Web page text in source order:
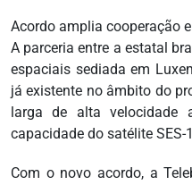
Acordo amplia cooperação
A parceria entre a estatal
espaciais sediada em
já existente no âmbito do
larga de alta velocidade
capacidade do satélite SES-
Com o novo acordo, a